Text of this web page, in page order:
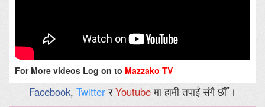
For More videos Log on to Mazzako TV
Facebook, TwitterरYoutubeमा हामी तपाईं संगै छौँ ।